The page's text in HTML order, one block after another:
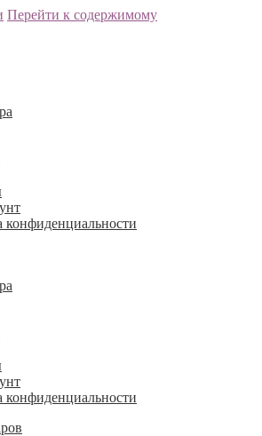
Перейти к содержимому
конфиденциальности
конфиденциальности